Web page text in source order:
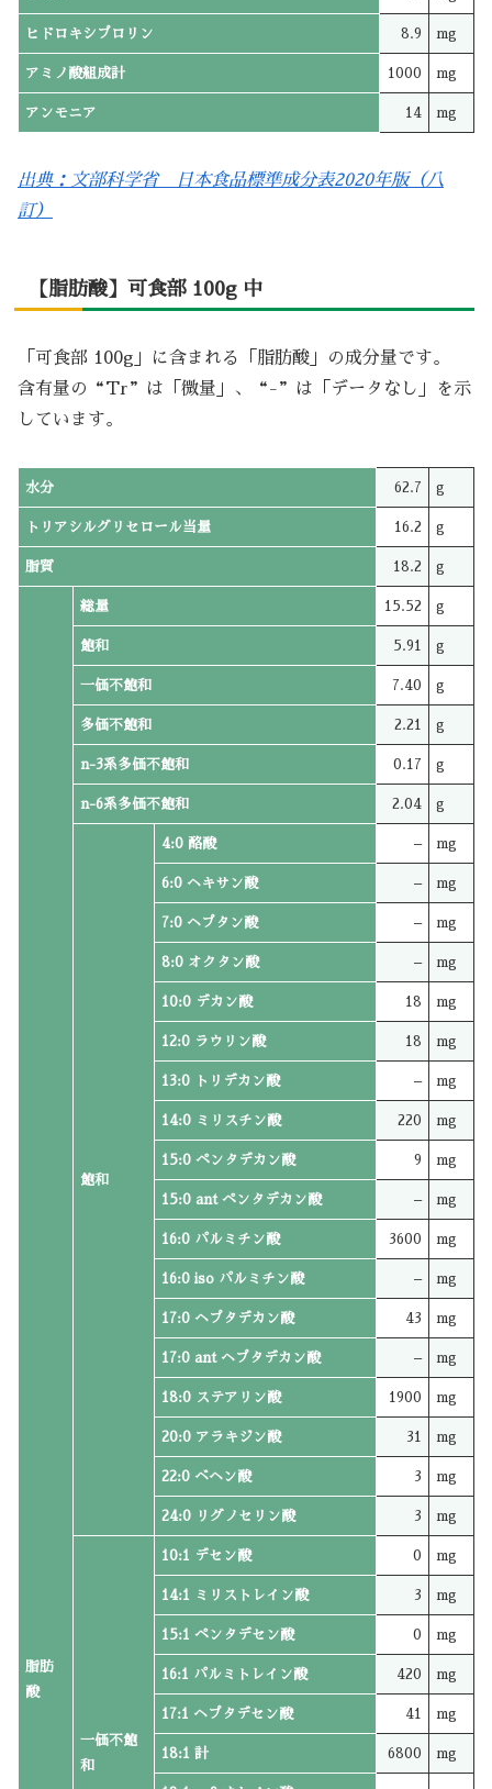
ヒドロキシプロリン 8.9 mg
アミノ酸組成計 1000 mg
アンモニア 14 mg
出典：文部科学省 日本食品標準成分表2020年版（八
訂）
【脂肪酸】可食部 100g 中
「可食部 100g」に含まれる「脂肪酸」の成分量です。
含有量の“Tr”は「微量」、“-”は「データなし」を示
しています。
水分 62.7 g
トリアシルグリセロール当量 16.2 g
脂質 18.2 g
脂肪
酸
総量 15.52 g
飽和 5.91 g
一価不飽和 7.40 g
多価不飽和 2.21 g
n-3系多価不飽和 0.17 g
n-6系多価不飽和 2.04 g
飽和
4:0 酪酸 – mg
6:0 ヘキサン酸 – mg
7:0 ヘプタン酸 – mg
8:0 オクタン酸 – mg
10:0 デカン酸 18 mg
12:0 ラウリン酸 18 mg
13:0 トリデカン酸 – mg
14:0 ミリスチン酸 220 mg
15:0 ペンタデカン酸 9 mg
15:0 ant ペンタデカン酸 – mg
16:0 パルミチン酸 3600 mg
16:0 iso パルミチン酸 – mg
17:0 ヘプタデカン酸 43 mg
17:0 ant ヘプタデカン酸 – mg
18:0 ステアリン酸 1900 mg
20:0 アラキジン酸 31 mg
22:0 ベヘン酸 3 mg
24:0 リグノセリン酸 3 mg
一価不飽
和
10:1 デセン酸 0 mg
14:1 ミリストレイン酸 3 mg
15:1 ペンタデセン酸 0 mg
16:1 パルミトレイン酸 420 mg
17:1 ヘプタデセン酸 41 mg
18:1 計 6800 mg